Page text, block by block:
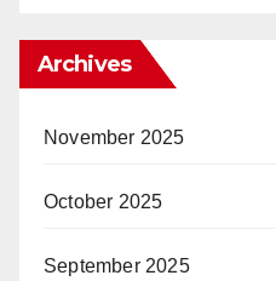
Archives
November 2025
October 2025
September 2025